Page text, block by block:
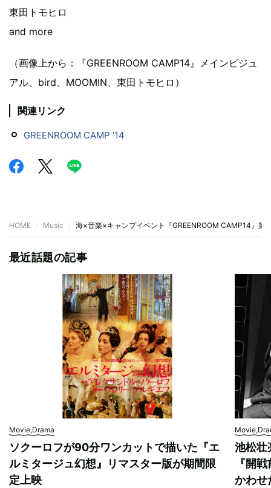
東田トモヒロ
and more
（画像上から：『GREENROOM CAMP14』メインビジュ
アル、bird、MOOMIN、東田トモヒロ）
関連リンク
GREENROOM CAMP '14
HOME Music 海×音楽×キャンプイベント『GREENROOM CAMP14』第
最近話題の記事
Movie,Drama
ソクーロフが90分ワンカットで描いた『エ
ルミタージュ幻想』リマスター版が期間限
定上映
池松壮
『開
かわせ